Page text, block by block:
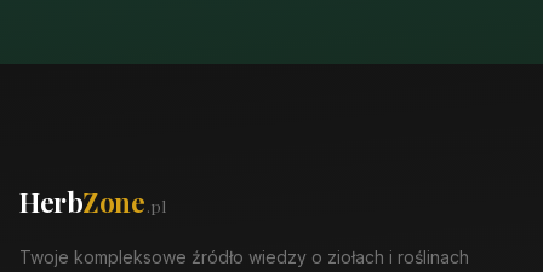
HerbZone.pl
Twoje kompleksowe źródło wiedzy o ziołach i roślinach